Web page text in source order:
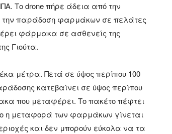
Το drone πήρε άδεια από την
την παράδοση φαρμάκων σε πελάτες
φάρμακα σε ασθενείς της
Γιούτα.
μέτρα. Πετά σε ύψος περίπου 100
κατεβαίνει σε ύψος περίπου
που μεταφέρει. Το πακέτο πέφτει
η μεταφορά των φαρμάκων γίνεται
και δεν μπορούν εύκολα να τα